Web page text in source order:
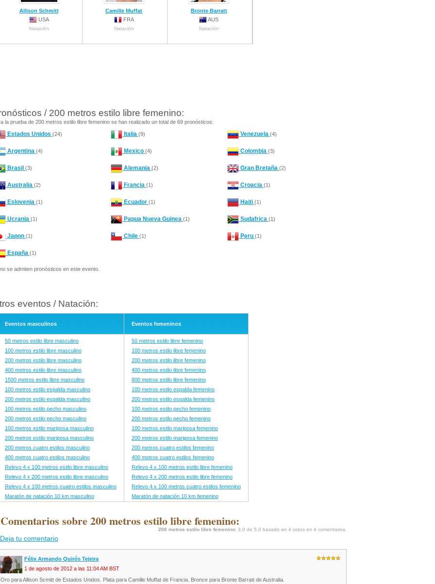
Allison Schmitt
USA
Natación
Camille Muffat
FRA
Natación
Bronte Barratt
AUS
Natación
/ 200 metros estilo libre femenino:
la prueba de 200 metros estilo libre femenino se han realizado un total de 69 pronósticos:
Estados Unidos (24) Italia (9) Venezuela (4)
Argentina (4) Mexico (4) Colombia (3)
Brasil (3) Alemania (2) Gran Bretaña (2)
Australia (2) Francia (1) Croacia (1)
Eslovenia (1) Ecuador (1) Haiti (1)
Ucrania (1) Papua Nueva Guinea (1) Sudafrica (1)
Japon (1) Chile (1) Peru (1)
España (1)
se admiten pronósticos en este evento.
eventos / Natación:
Eventos masculinos Eventos femeninos
50 metros estilo libre masculino
100 metros estilo libre masculino
200 metros estilo libre masculino
400 metros estilo libre masculino
1500 metros estilo libre masculino
100 metros estilo espalda masculino
200 metros estilo espalda masculino
100 metros estilo pecho masculino
200 metros estilo pecho masculino
100 metros estilo mariposa masculino
200 metros estilo mariposa masculino
200 metros cuatro estilos masculino
400 metros cuatro estilos masculino
Relevo 4 x 100 metros estilo libre masculino
Relevo 4 x 200 metros estilo libre masculino
Relevo 4 x 100 metros cuatro estilos masculino
Maratón de natación 10 km masculino
50 metros estilo libre femenino
100 metros estilo libre femenino
200 metros estilo libre femenino
400 metros estilo libre femenino
800 metros estilo libre femenino
100 metros estilo espalda femenino
200 metros estilo espalda femenino
100 metros estilo pecho femenino
200 metros estilo pecho femenino
100 metros estilo mariposa femenino
200 metros estilo mariposa femenino
200 metros cuatro estilos femenino
400 metros cuatro estilos femenino
Relevo 4 x 100 metros estilo libre femenino
Relevo 4 x 200 metros estilo libre femenino
Relevo 4 x 100 metros cuatro estilos femenino
Maratón de natación 10 km femenino
sobre 200 metros estilo libre femenino:
200 metros estilo libre femenino: 3.0 de 5.0 basado en 4 votos en 4 comentarios.
Deja tu comentario
Félix Armando Quirós Tejeira
1 de agosto de 2012 a las 11:04 AM BST
Oro para Allison Scmitt de Estados Unidos. Plata para Camille Muffat de Francia. Bronce para Bronte Barratt de Australia.